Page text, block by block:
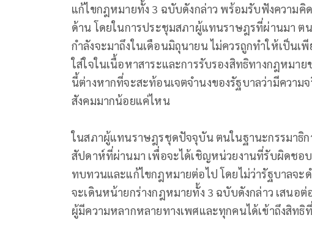
แก้ไขกฎหมายทั้ง 3 ฉบับดังกล่าว พร้อมรับฟังความคิ
ด้าน โดยในการประชุมสภาผู้แทนราษฎรที่ผ่านมา ต
กำลังจะมาถึงในเดือนมิถุนายน ไม่ควรถูกทำให้เป็นเ
ใส่ใจในเนื้อหาสาระและการรับรองสิทธิทางกฎหมา
นี้ต่างหากที่จะสะท้อนเจตจำนงของรัฐบาลว่ามีความ
สังคมมากน้อยแค่ไหน
ในสภาผู้แทนราษฎรชุดปัจจุบัน ตนในฐานะกรรมาธิก
สัปดาห์ที่ผ่านมา เพื่อจะได้เชิญหน่วยงานที่รับผิดชอบ
ทบทวนและแก้ไขกฎหมายต่อไป โดยไม่ว่ารัฐบาลจะ
จะเดินหน้ายกร่างกฎหมายทั้ง 3 ฉบับดังกล่าว เสนอ
ผู้มีความหลากหลายทางเพศและทุกคนได้เข้าถึงสิทธิ